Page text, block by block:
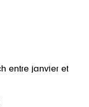
entre janvier et